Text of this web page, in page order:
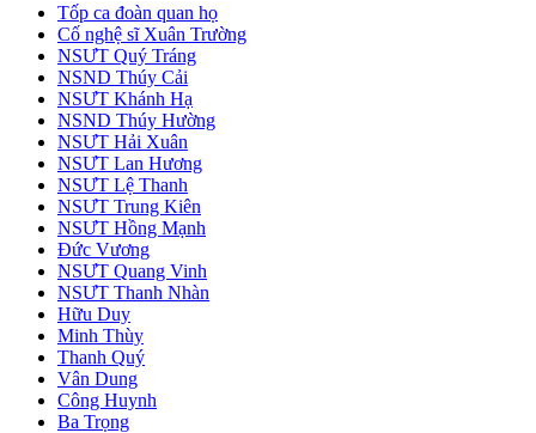
Tốp ca đoàn quan họ
Cố nghệ sĩ Xuân Trường
NSƯT Quý Tráng
NSND Thúy Cải
NSƯT Khánh Hạ
NSND Thúy Hường
NSƯT Hải Xuân
NSƯT Lan Hương
NSƯT Lệ Thanh
NSƯT Trung Kiên
NSƯT Hồng Mạnh
Đức Vương
NSƯT Quang Vinh
NSƯT Thanh Nhàn
Hữu Duy
Minh Thùy
Thanh Quý
Vân Dung
Công Huynh
Ba Trọng